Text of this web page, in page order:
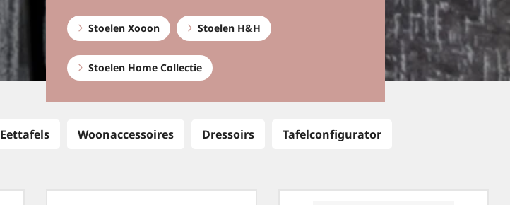
Stoelen Xooon Stoelen H&H
Stoelen Home Collectie
Eettafels Woonaccessoires Dressoirs
Tafelconfigurator